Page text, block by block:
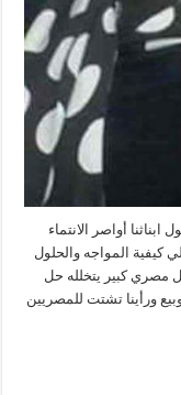
أواصر الانتماء
كيفية المواجه والحلول
مصري كبير يتخلله حل
ورأينا تشتت للمصريين